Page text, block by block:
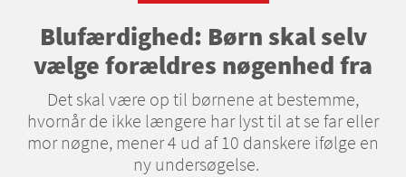
Blufærdighed: Børn skal selv
vælge forældres nøgenhed fra
Det skal være op til børnene at bestemme,
hvornår de ikke længere har lyst til at se far eller
mor nøgne, mener 4 ud af 10 danskere ifølge en
ny undersøgelse.